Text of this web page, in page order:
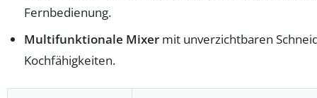
Fernbedienung.
Multifunktionale Mixer mit unverzichtbaren
Kochfähigkeiten.